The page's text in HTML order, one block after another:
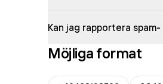
Kan jag rapportera
Möjliga format